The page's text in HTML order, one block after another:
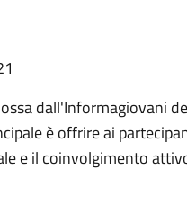
dall'Informagiovani
è offrire ai
e il coinvolgimento